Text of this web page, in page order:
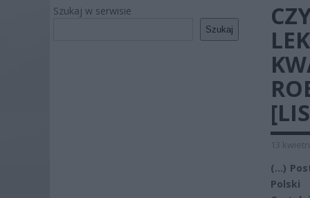
Szukaj w serwisie
Szukaj
13
(…)
Polski